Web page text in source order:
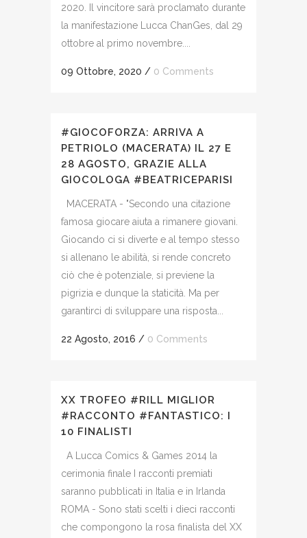
2020. Il vincitore sarà proclamato durante
la manifestazione Lucca ChanGes, dal 29
ottobre al primo novembre....
09 Ottobre, 2020 / 0 Comments
#GIOCOFORZA: ARRIVA A
PETRIOLO (MACERATA) IL 27 E
28 AGOSTO, GRAZIE ALLA
GIOCOLOGA #BEATRICEPARISI
MACERATA - "Secondo una citazione
famosa giocare aiuta a rimanere giovani.
Giocando ci si diverte e al tempo stesso
si allenano le abilità, si rende concreto
ciò che è potenziale, si previene la
pigrizia e dunque la staticità. Ma per
garantirci di sviluppare una risposta...
22 Agosto, 2016 / 0 Comments
XX TROFEO #RILL MIGLIOR
#RACCONTO #FANTASTICO: I
10 FINALISTI
A Lucca Comics & Games 2014 la
cerimonia finale I racconti premiati
saranno pubblicati in Italia e in Irlanda
ROMA - Sono stati scelti i dieci racconti
che compongono la rosa finalista del XX